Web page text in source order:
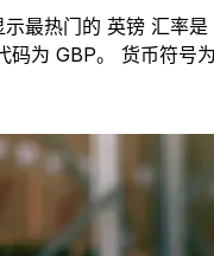
示最热门的 英镑 汇率
码为 GBP。 货币符号为